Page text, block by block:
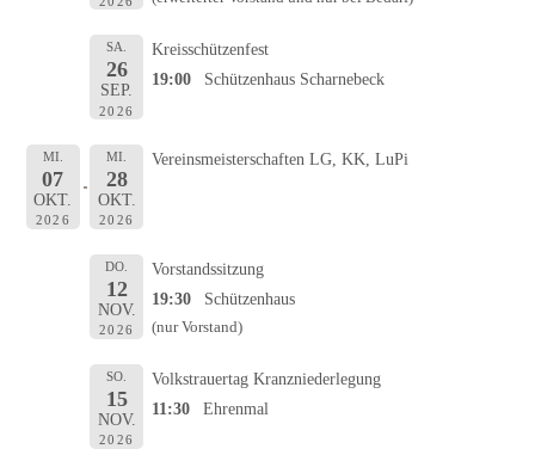
SA.
26
SEP.
2026
Kreisschützenfest
19:00
Schützenhaus Scharnebeck
MI.
07
OKT.
2026
MI.
28
OKT.
2026
Vereinsmeisterschaften LG, KK, LuPi
DO.
12
NOV.
2026
Vorstandssitzung
19:30
Schützenhaus
(nur Vorstand)
SO.
15
NOV.
2026
Volkstrauertag Kranzniederlegung
11:30
Ehrenmal